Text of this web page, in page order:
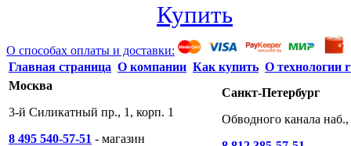
Купить
О способах оплаты и доставки:
Главная страница О компании Как купить О технологии
Москва
3-й Силикатный пр., 1, корп. 1
8 495 540-57-51 - магазин
Санкт-Петербург
Обводного канала